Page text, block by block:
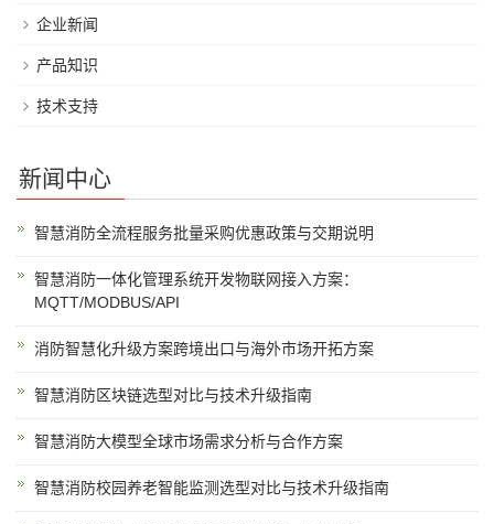
企业新闻
产品知识
技术支持
新闻中心
智慧消防全流程服务批量采购优惠政策与交期说明
智慧消防一体化管理系统开发物联网接入方案：
MQTT/MODBUS/API
消防智慧化升级方案跨境出口与海外市场开拓方案
智慧消防区块链选型对比与技术升级指南
智慧消防大模型全球市场需求分析与合作方案
智慧消防校园养老智能监测选型对比与技术升级指南